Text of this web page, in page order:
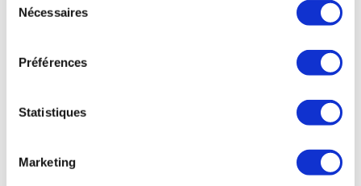
Nécessaires
Préférences
Statistiques
Marketing
thérapeutique du patient intégré à la cure thermale pour
des personnes présentant un syndrome métabolique
- 209 euros